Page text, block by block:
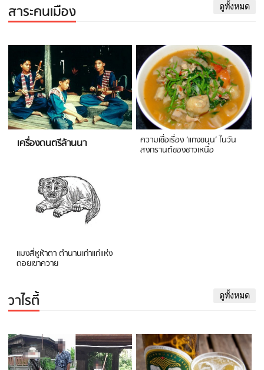
สาระคนเมือง ดูทั้งหมด
เครื่องดนตรีล้านนา ความเชื่อเรื่อง ‘แกงขนุน’ ในวัน
สงกรานต์ของชาวเหนือ
แมงสี่หูห้าตา ตำนานเก่าแก่แห่ง
ดอยเขาควาย
วาไรตี้ ดูทั้งหมด